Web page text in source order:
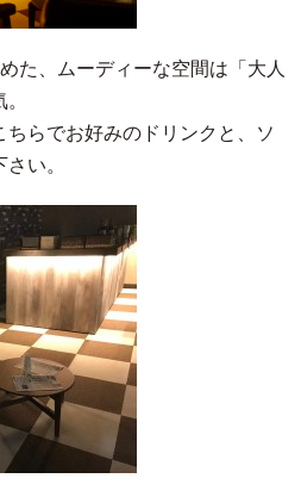
た、ムーディーな空間は「大人
らでお好みのドリンクと、ソ
い。